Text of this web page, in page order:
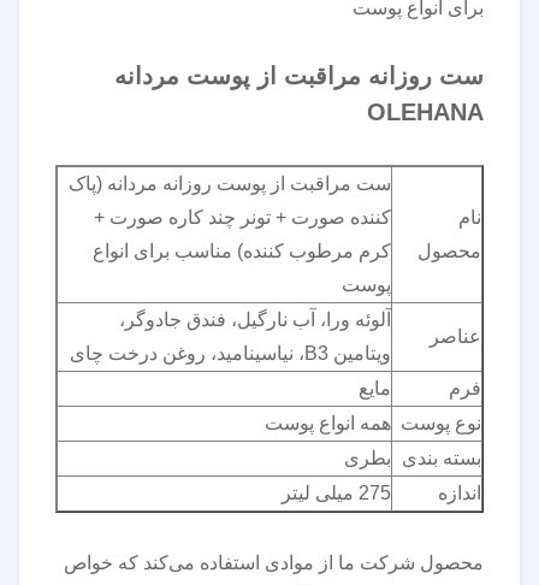
برای انواع پوست
ست روزانه مراقبت از پوست مردانه
OLEHANA
نام
محصول
ست مراقبت از پوست روزانه مردانه (پاک
کننده صورت + تونر چند کاره صورت +
کرم مرطوب کننده) مناسب برای انواع
پوست
عناصر
آلوئه ورا، آب نارگیل، فندق جادوگر،
ویتامین B3، نیاسینامید، روغن درخت چای
فرم
مایع
نوع پوست همه انواع پوست
بسته بندی
بطری
اندازه
275 میلی لیتر
محصول شرکت ما از موادی استفاده می‌کند که خواص